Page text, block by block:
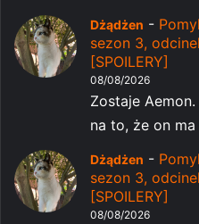
Dżądżen -
sezon 3,
[SPOILERY]
08/08/2026
Zostaje
na to, że on ma
Dżądżen -
sezon 3,
[SPOILERY]
08/08/2026